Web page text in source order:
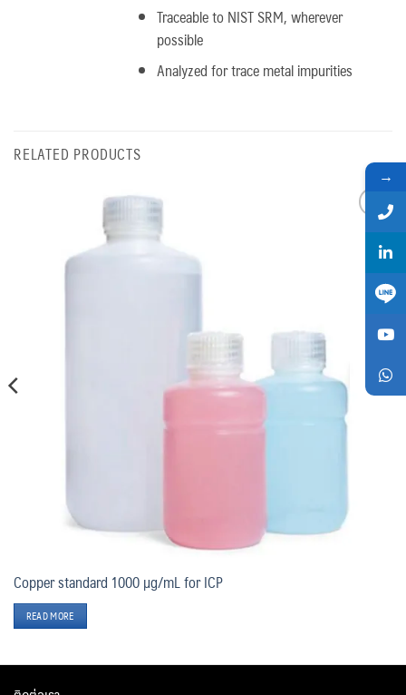
Traceable to NIST SRM, wherever
possible
Analyzed for trace metal impurities
RELATED PRODUCTS
Add
wishlist
Copper standard 1000 µg/mL for ICP
READ MORE
→